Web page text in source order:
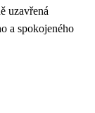
uzavřená
a spokojeného